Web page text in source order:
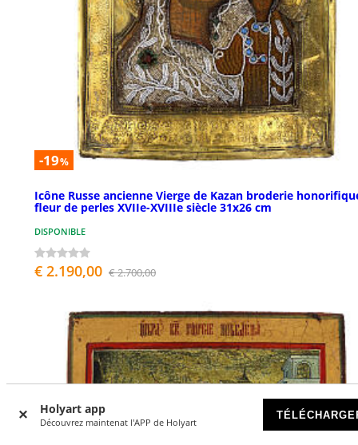
Holyart app
Découvrez maintenat l'APP de Holyart
-19%
Icône Russe ancienne Vierge de Kazan broderie
fleur de perles XVIIe-XVIIIe siècle 31x26 cm
DISPONIBLE
€ 2.190,00 € 2.700,00